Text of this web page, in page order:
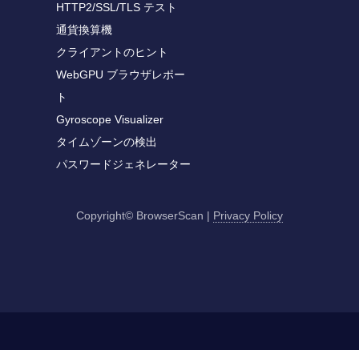
HTTP2/SSL/TLS テスト
通貨換算機
クライアントのヒント
WebGPU ブラウザレポー
ト
Gyroscope Visualizer
タイムゾーンの検出
パスワードジェネレーター
Copyright© BrowserScan | Privacy Policy